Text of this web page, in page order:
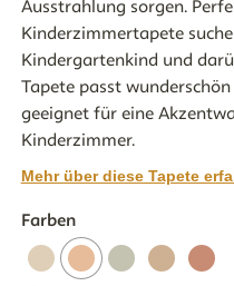
Ausstrahlung sorgen.
Kinderzimmertapete
Kindergartenkind und
Tapete passt
geeignet für eine
Kinderzimmer.
Mehr über diese Tapete
Farben